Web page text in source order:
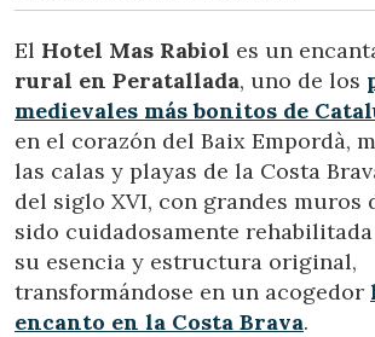
El Hotel Mas Rabiol es un
rural en Peratallada, uno de los
medievales más bonitos de
en el corazón del Baix Empordà,
las calas y playas de la Costa
del siglo XVI, con grandes muros
sido cuidadosamente
su esencia y estructura original,
transformándose en un acogedor
encanto en la Costa Brava.